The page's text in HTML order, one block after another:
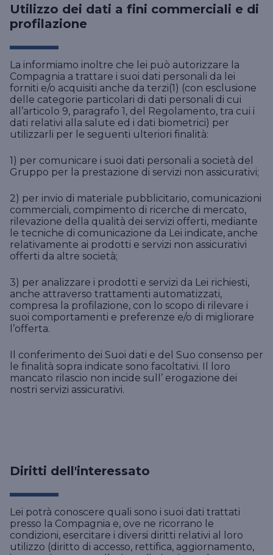
Utilizzo dei dati a fini commerciali e di
profilazione
La informiamo inoltre che lei può autorizzare la
Compagnia a trattare i suoi dati personali da lei
forniti e/o acquisiti anche da terzi(1) (con esclusione
delle categorie particolari di dati personali di cui
all’articolo 9, paragrafo 1, del Regolamento, tra cui i
dati relativi alla salute ed i dati biometrici) per
utilizzarli per le seguenti ulteriori finalità:
1) per comunicare i suoi dati personali a società del
Gruppo per la prestazione di servizi non assicurativi;
2) per invio di materiale pubblicitario, comunicazioni
commerciali, compimento di ricerche di mercato,
rilevazione della qualità dei servizi offerti, mediante
le tecniche di comunicazione da Lei indicate, anche
relativamente ai prodotti e servizi non assicurativi
offerti da altre società;
3) per analizzare i prodotti e servizi da Lei richiesti,
anche attraverso trattamenti automatizzati,
compresa la profilazione, con lo scopo di rilevare i
suoi comportamenti e preferenze e/o di migliorare
l’offerta.
Il conferimento dei Suoi dati e del Suo consenso per
le finalità sopra indicate sono facoltativi. Il loro
mancato rilascio non incide sull’ erogazione dei
nostri servizi assicurativi.
Diritti dell'interessato
Lei potrà conoscere quali sono i suoi dati trattati
presso la Compagnia e, ove ne ricorrano le
condizioni, esercitare i diversi diritti relativi al loro
utilizzo (diritto di accesso, rettifica, aggiornamento,